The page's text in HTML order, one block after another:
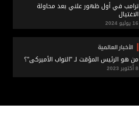
ترامب في أول ظهور علني بعد محاولة
الاغتيال
16 يوليو 2024
الأخبار العالمية
من هو الرئيس المؤقت لـ "النواب الأميركي"؟
8 أكتوبر 2023